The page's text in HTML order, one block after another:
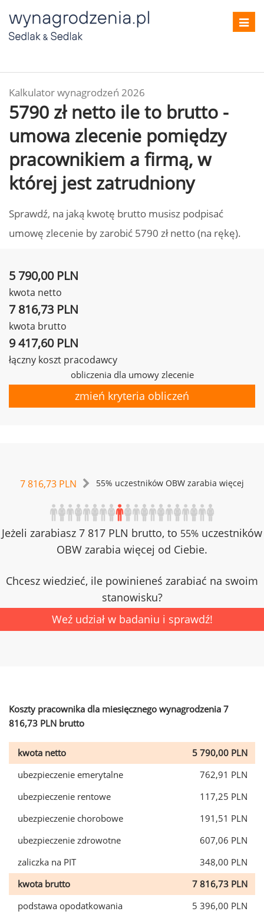
Kalkulator wynagrodzeń 2026
5790 zł netto ile to brutto -
umowa zlecenie pomiędzy
pracownikiem a firmą, w
której jest zatrudniony
Sprawdź, na jaką kwotę brutto musisz podpisać
umowę zlecenie by zarobić 5790 zł netto (na rękę).
5 790,00 PLN
kwota netto
7 816,73 PLN
kwota brutto
9 417,60 PLN
łączny koszt pracodawcy
obliczenia dla umowy zlecenie
zmień kryteria obliczeń
7 816,73 PLN 55% uczestników OBW zarabia więcej
Jeżeli zarabiasz 7 817 PLN brutto, to 55% uczestników
OBW zarabia więcej od Ciebie.
Chcesz wiedzieć, ile powinieneś zarabiać na swoim
stanowisku?
Weź udział w badaniu i sprawdź!
Koszty pracownika dla miesięcznego wynagrodzenia 7
816,73 PLN brutto
kwota netto
5 790,00 PLN
ubezpieczenie emerytalne
762,91 PLN
ubezpieczenie rentowe
117,25 PLN
ubezpieczenie chorobowe
191,51 PLN
ubezpieczenie zdrowotne
607,06 PLN
zaliczka na PIT
348,00 PLN
kwota brutto
7 816,73 PLN
podstawa opodatkowania
5 396,00 PLN